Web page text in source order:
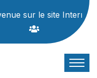
le site Internet du